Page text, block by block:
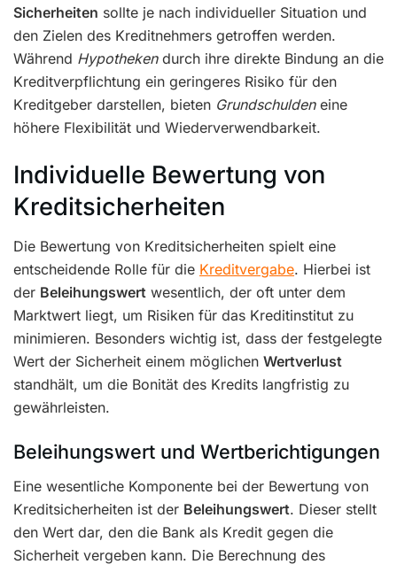
Sicherheiten sollte je nach individueller Situation und
den Zielen des Kreditnehmers getroffen werden.
Während Hypothekendurch ihre direkte Bindung an die
Kreditverpflichtung ein geringeres Risiko für den
Kreditgeber darstellen, bieten Grundschuldeneine
höhere Flexibilität und Wiederverwendbarkeit.
Individuelle Bewertung von
Kreditsicherheiten
Die Bewertung von Kreditsicherheiten spielt eine
entscheidende Rolle für die Kreditvergabe. Hierbei ist
der Beleihungswert wesentlich, der oft unter dem
Marktwert liegt, um Risiken für das Kreditinstitut zu
minimieren. Besonders wichtig ist, dass der festgelegte
Wert der Sicherheit einem möglichen Wertverlust
standhält, um die Bonität des Kredits langfristig zu
gewährleisten.
Beleihungswert und Wertberichtigungen
Eine wesentliche Komponente bei der Bewertung von
Kreditsicherheiten ist der Beleihungswert. Dieser stellt
den Wert dar, den die Bank als Kredit gegen die
Sicherheit vergeben kann. Die Berechnung des